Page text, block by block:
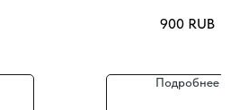
900 RUB
Подробнее